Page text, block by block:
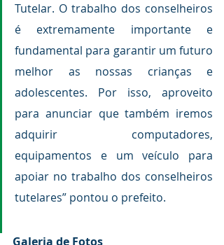
Tutelar. O trabalho dos conselheiros
é extremamente importante e
fundamental para garantir um futuro
melhor as nossas crianças e
adolescentes. Por isso, aproveito
para anunciar que também iremos
adquirir computadores,
equipamentos e um veículo para
apoiar no trabalho dos conselheiros
tutelares” pontou o prefeito.
Galeria de Fotos